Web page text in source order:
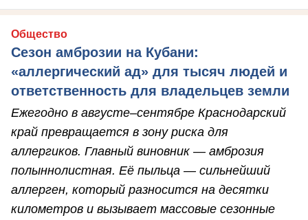
Общество
Сезон амброзии на Кубани:
«аллергический ад» для тысяч людей и
ответственность для владельцев земли
Ежегодно в августе–сентябре Краснодарский
край превращается в зону риска для
аллергиков. Главный виновник — амброзия
полыннолистная. Её пыльца — сильнейший
аллерген, который разносится на десятки
километров и вызывает массовые сезонные